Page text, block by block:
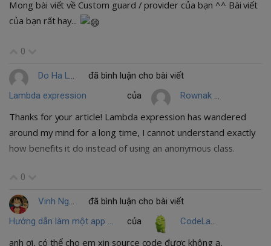
Mong bài viết về Custom guard / provider của bạn ^^ Bài viết
của bạn rất hay...
0
Do Ha Long
đã bình luận cho bài viết
Lambda expression
của Rownak Jahan
Thanks for your article! Lambda expression has wandered
around my mind for a long time, I cannot understand exactly
how benefits it do instead of using an anonymous class.
0
Vinh Nguyen
đã bình luận cho bài viết
Hướng dẫn làm một app nghe nhạc online và offline đơn giản (Part 2-1)
của CodeLamGi
anh ơi, có thể cho em xin source code được không ạ,